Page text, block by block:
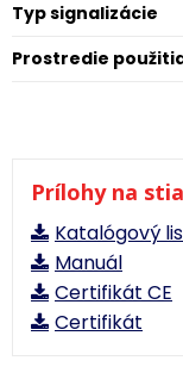
Typ signalizácie
Prostredie
Prílohy na
Katalógový
Manuál
Certifikát CE
Certifikát